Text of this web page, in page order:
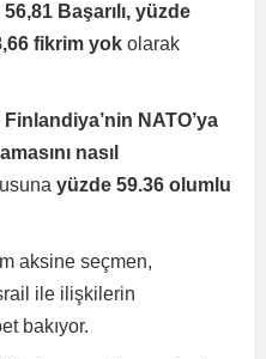
Başarılı, yüzde
fikrim yok olarak
NATO’ya
nasıl
yüzde 59.36 olumlu
aksine seçmen,
ile ilişkilerin
bakıyor.